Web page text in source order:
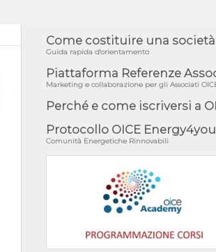
Come costituire una società
Guida rapida d'orientamento
Piattaforma Referenze
Marketing e collaborazione per gli Associati
Perché e come iscriversi a
Protocollo OICE Energy4you
Comunità Energetiche Rinnovabili